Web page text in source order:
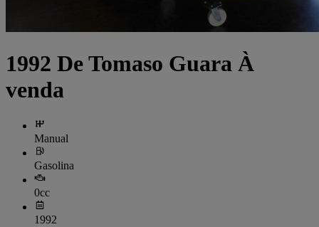
1992 De Tomaso Guara À
venda
Manual
Gasolina
0cc
1992